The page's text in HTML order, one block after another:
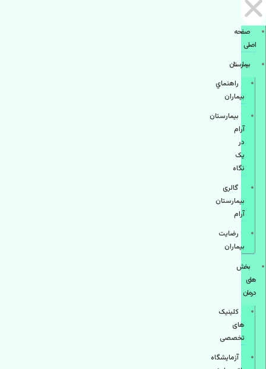
صفحه
اصلی
بيمارستان
راهنماي
بیماران
بیمارستان
آرام
در
یک
نگاه
گالری
بیمارستان
آرام
رضایت
بیماران
بخش
های
درمان
کلینیک
های
تخصصی
آزمایشگاه